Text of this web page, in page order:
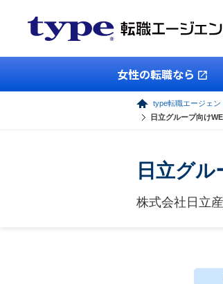
女性の転職なら
type転職エージェン
日立グループ向け
日立グ
株式会社日立